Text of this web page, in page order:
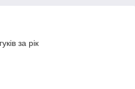
за рік